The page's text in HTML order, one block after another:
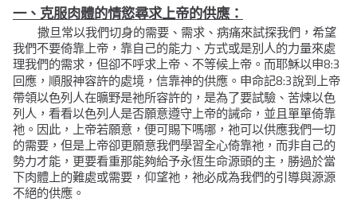
一、克服肉體的情慾尋求上帝的供應：
撒旦常以我們切身的需要、需求、病痛來試探我們，希望
我們不要倚靠上帝，靠自己的能力、方式或是別人的力量來處
理我們的需求，但卻不呼求上帝、不等候上帝。而耶穌以申8:3
回應，順服神容許的處境，信靠神的供應。申命記8:3說到上帝
帶領以色列人在曠野是祂所容許的，是為了要試驗、苦煉以色
列人，看看以色列人是否願意遵守上帝的誡命，並且單單倚靠
祂。因此，上帝若願意，便可賜下嗎哪，祂可以供應我們一切
的需要，但是上帝卻更願意我們學習全心倚靠祂，而非自己的
勢力才能，更要看重那能夠給予永恆生命源頭的主，勝過於當
下肉體上的難處或需要，仰望祂，祂必成為我們的引導與源源
不絕的供應。